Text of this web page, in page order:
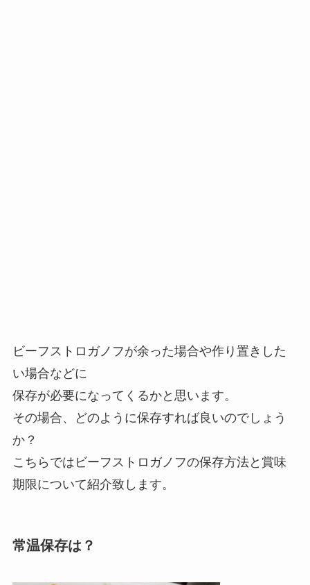
ビーフストロガノフが余った場合や作り置きした
い場合などに
保存が必要になってくるかと思います。
その場合、どのように保存すれば良いのでしょう
か？
こちらではビーフストロガノフの保存方法と賞味
期限について紹介致します。
常温保存は？